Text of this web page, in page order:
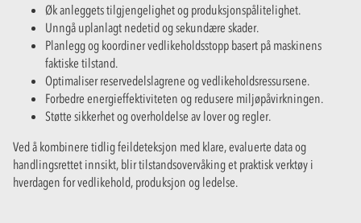
Øk anleggets tilgjengelighet og produksjonspålitelighet.
Unngå uplanlagt nedetid og sekundære skader.
Planlegg og koordiner vedlikeholdsstopp basert på maskinens
faktiske tilstand.
Optimaliser reservedelslagrene og vedlikeholdsressursene.
Forbedre energieffektiviteten og redusere miljøpåvirkningen.
Støtte sikkerhet og overholdelse av lover og regler.
Ved å kombinere tidlig feildeteksjon med klare, evaluerte data og
handlingsrettet innsikt, blir tilstandsovervåking et praktisk verktøy i
hverdagen for vedlikehold, produksjon og ledelse.